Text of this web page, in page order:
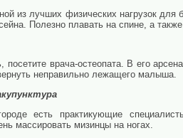
из лучших физических нагрузок
Полезно плавать на спине, а
посетите врача-остеопата. В его
неправильно лежащего малыша.
есть практикующие
массировать мизинцы на ногах.